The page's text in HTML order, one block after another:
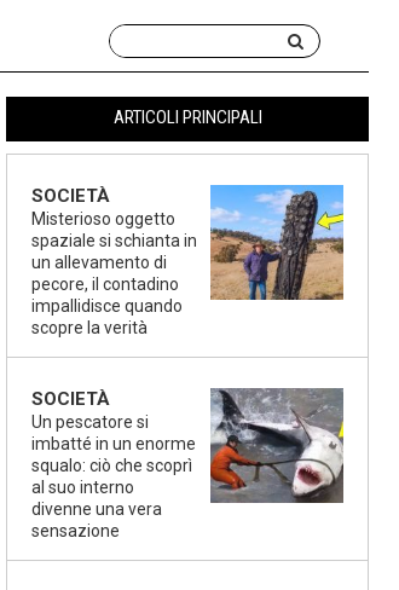
ARTICOLI PRINCIPALI
SOCIETÀ
Misterioso oggetto
spaziale si schianta in
un allevamento di
pecore, il contadino
impallidisce quando
scopre la verità
SOCIETÀ
Un pescatore si
imbatté in un enorme
squalo: ciò che scoprì
al suo interno
divenne una vera
sensazione